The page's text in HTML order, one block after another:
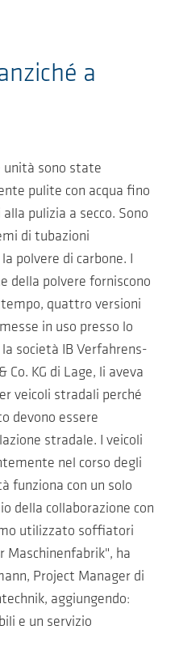
a
sono state
pulite con acqua fino
pulizia a secco. Sono
di tubazioni
polvere di carbone. I
della polvere forniscono
quattro versioni
in uso presso lo
società IB Verfahrens-
Co. KG di Lage, li aveva
veicoli stradali perché
devono essere
stradale. I veicoli
nel corso degli
funziona con un solo
della collaborazione con
utilizzato soffiatori
Maschinenfabrik", ha
Project Manager di
aggiungendo:
e un servizio